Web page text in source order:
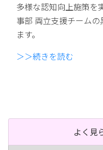
多様な認知向上施策を
事部 両立支援チーム
ます。
＞＞続きを読む
よく見